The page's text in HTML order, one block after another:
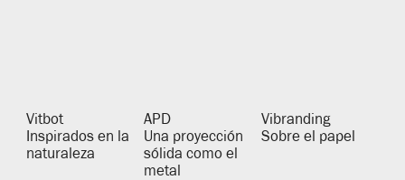
Vitbot
Inspirados en la
naturaleza
APD
Una proyección
sólida como el
metal
Vibranding
Sobre el papel